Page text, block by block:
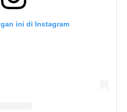
ini di Instagram